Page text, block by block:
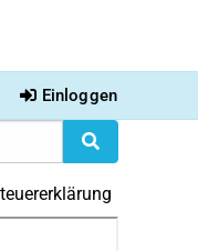
Einloggen